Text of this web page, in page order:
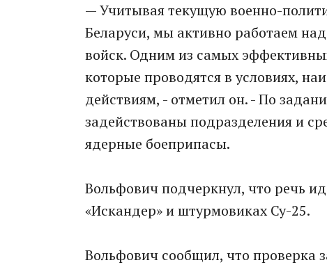
— Учитывая текущую военно-
Беларуси, мы активно работаем
войск. Одним из самых
которые проводятся в условиях,
действиям, - отметил он. - По
задействованы подразделения и
ядерные боеприпасы.
Вольфович подчеркнул, что речь
«Искандер» и штурмовиках Су-25.
Вольфович сообщил, что проверка